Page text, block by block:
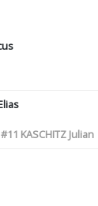
#11 KASCHITZ Julian